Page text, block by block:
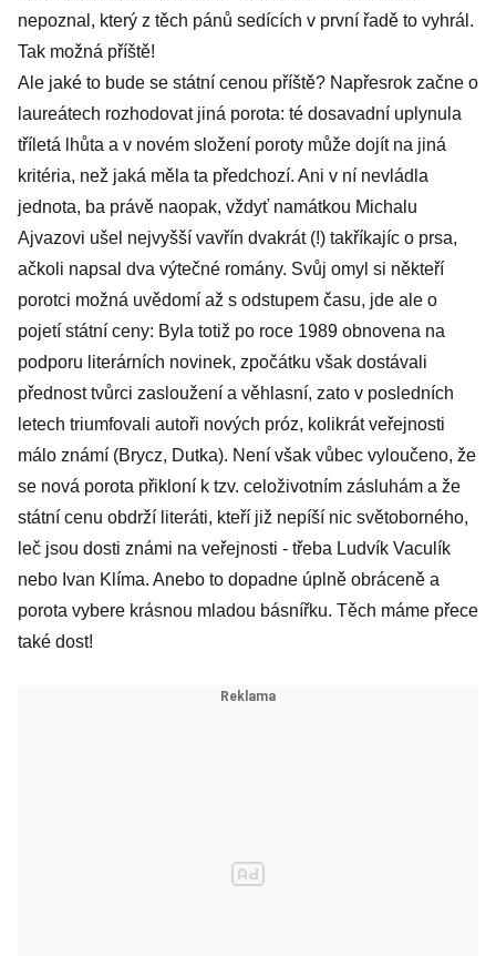
nepoznal, který z těch pánů sedících v první řadě to vyhrál.
Tak možná příště!
Ale jaké to bude se státní cenou příště? Napřesrok začne o
laureátech rozhodovat jiná porota: té dosavadní uplynula
tříletá lhůta a v novém složení poroty může dojít na jiná
kritéria, než jaká měla ta předchozí. Ani v ní nevládla
jednota, ba právě naopak, vždyť namátkou Michalu
Ajvazovi ušel nejvyšší vavřín dvakrát (!) takříkajíc o prsa,
ačkoli napsal dva výtečné romány. Svůj omyl si někteří
porotci možná uvědomí až s odstupem času, jde ale o
pojetí státní ceny: Byla totiž po roce 1989 obnovena na
podporu literárních novinek, zpočátku však dostávali
přednost tvůrci zasloužení a věhlasní, zato v posledních
letech triumfovali autoři nových próz, kolikrát veřejnosti
málo známí (Brycz, Dutka). Není však vůbec vyloučeno, že
se nová porota přikloní k tzv. celoživotním zásluhám a že
státní cenu obdrží literáti, kteří již nepíší nic světoborného,
leč jsou dosti známi na veřejnosti - třeba Ludvík Vaculík
nebo Ivan Klíma. Anebo to dopadne úplně obráceně a
porota vybere krásnou mladou básnířku. Těch máme přece
také dost!